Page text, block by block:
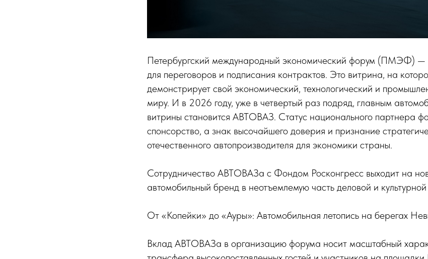
Петербургский международный экономический форум (ПМЭФ) —
для переговоров и подписания контрактов. Это витрина, на
демонстрирует свой экономический, технологический и
миру. И в 2026 году, уже в четвертый раз подряд, главным
витрины становится АВТОВАЗ. Статус национального партнера
спонсорство, а знак высочайшего доверия и признание
отечественного автопроизводителя для экономики страны.
Сотрудничество АВТОВАЗа с Фондом Росконгресс выходит на
автомобильный бренд в неотъемлемую часть деловой и
От «Копейки» до «Ауры»: Автомобильная летопись на берегах
Вклад АВТОВАЗа в организацию форума носит масштабный